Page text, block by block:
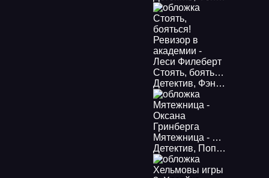
Стоять, бояться! Ревизор в академии - Леси Филеберт
Детектив, Фэнтези
Мятежница - Оксана Гринберга
Детектив, Попаданцы